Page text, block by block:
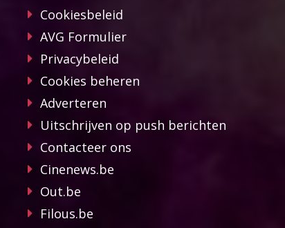
Cookiesbeleid
AVG Formulier
Privacybeleid
Cookies beheren
Adverteren
Uitschrijven op push berichten
Contacteer ons
Cinenews.be
Out.be
Filous.be